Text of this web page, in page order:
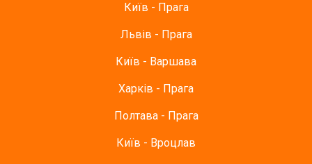
Київ - Прага
Львів - Прага
Київ - Варшава
Харків - Прага
Полтава - Прага
Київ - Вроцлав